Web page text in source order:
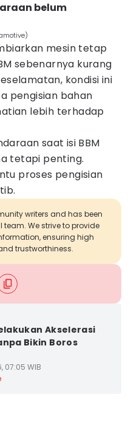
belum
mesin tetap
sebenarnya kurang
kondisi ini
pengisian bahan
lebih terhadap
saat isi BBM
tetapi penting.
proses pengisian
writers and has been
We strive to provide
ensuring high
trustworthiness.
Akselerasi
Bikin Boros
07:05 WIB